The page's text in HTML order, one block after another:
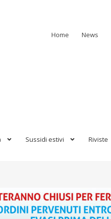
Home News
Sussidi estivi Riviste